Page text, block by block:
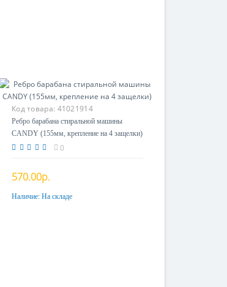
Код товара: 41021914
Ребро барабана стиральной машины
CANDY (155мм, крепление на 4 защелки)
0
570.00р.
Купить
Наличие: На складе